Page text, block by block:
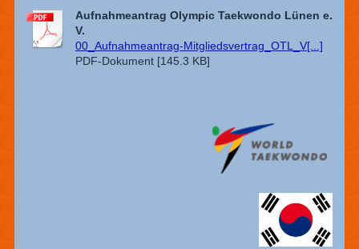
Aufnahmeantrag Olympic Taekwondo Lünen e.
V.
00_Aufnahmeantrag-Mitgliedsvertrag_OTL_V[...]
PDF-Dokument [145.3 KB]